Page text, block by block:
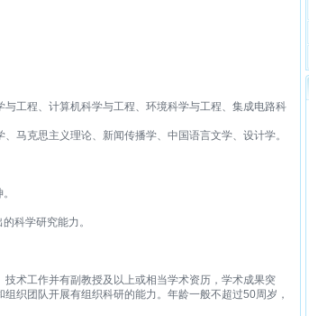
工程、计算机科学与工程、环境科学与工程、集成电路科
马克思主义理论、新闻传播学、中国语言文学、设计学。
科学研究能力。
术工作并有副教授及以上或相当学术资历，学术成果突
织团队开展有组织科研的能力。年龄一般不超过50周岁，